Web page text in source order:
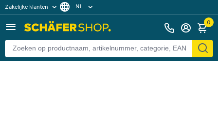
Zakelijke klanten
Particuliere klanten
NL
0
Terug